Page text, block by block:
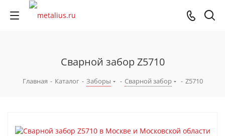
Сварной забор Z5710
Главная - Каталог - Заборы - Сварной забор - Z5710